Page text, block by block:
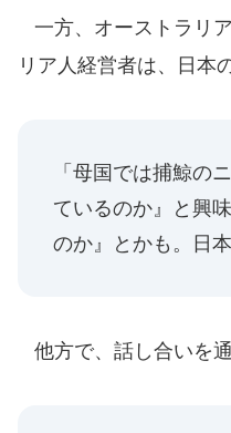
一方、オーストラリ
リア人経営者は、日本
「母国では捕鯨の
ているのか』と興
のか』とかも。日
他方で、話し合いを